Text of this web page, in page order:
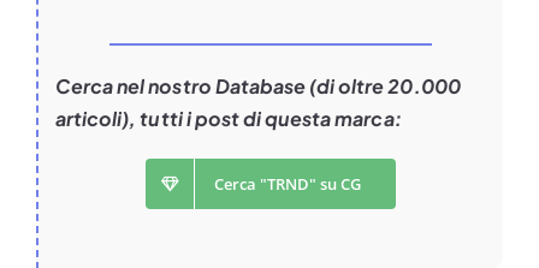
Cerca nel nostro Database (di oltre 20.000
articoli), tutti i post di questa marca:
Cerca "TRND" su CG